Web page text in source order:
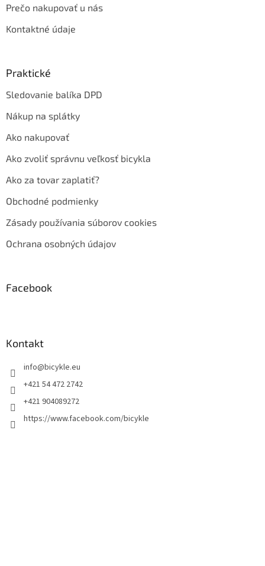
Prečo nakupovať u nás
Kontaktné údaje
Praktické
Sledovanie balíka DPD
Nákup na splátky
Ako nakupovať
Ako zvoliť správnu veľkosť bicykla
Ako za tovar zaplatiť?
Obchodné podmienky
Zásady používania súborov cookies
Ochrana osobných údajov
Facebook
Kontakt
info@bicykle.eu
+421 54 472 2742
+421 904089272
https://www.facebook.com/bicykle